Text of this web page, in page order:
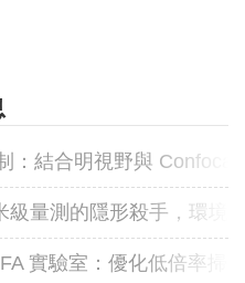
：結合明視野與
級量測的隱形殺手，環境
實驗室：優化低倍率掃